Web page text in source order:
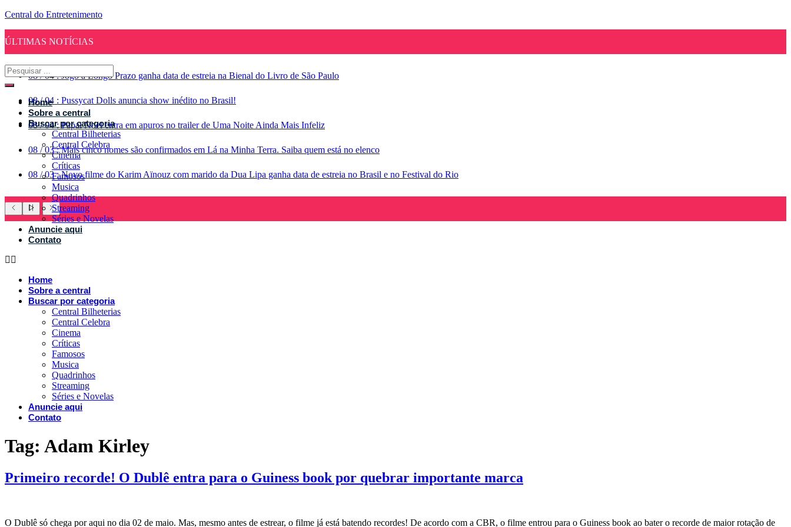
Central do Entretenimento
ÚLTIMAS NOTÍCIAS
08 / 04 : Jogo a Longo Prazo ganha data de estreia na Bienal do Livro de São Paulo
08 / 04 : Pussycat Dolls anuncia show inédito no Brasil!
08 / 04 : Papai Noel entra em apuros no trailer de Uma Noite Ainda Mais Infeliz
08 / 03 : Mais cinco nomes são confirmados em Lá na Minha Terra. Saiba quem está no elenco
08 / 03 : Novo filme do Karim Aïnouz com marido da Dua Lipa ganha data de estreia no Brasil e no Festival do Rio
Home
Sobre a central
Buscar por categoria
Central Bilheterias
Central Celebra
Cinema
Críticas
Famosos
Musica
Quadrinhos
Streaming
Séries e Novelas
Anuncie aqui
Contato
Home
Sobre a central
Buscar por categoria
Central Bilheterias
Central Celebra
Cinema
Críticas
Famosos
Musica
Quadrinhos
Streaming
Séries e Novelas
Anuncie aqui
Contato
Tag: Adam Kirley
Primeiro recorde! O Dublê entra para o Guiness book por quebrar importante marca
O Dublê só chega por aqui no dia 02 de maio. Mas, mesmo antes de estrear, o filme já está batendo recordes! De acordo com a CBR, o filme entrou para o Guiness book ao bater o recorde de maior rotação de